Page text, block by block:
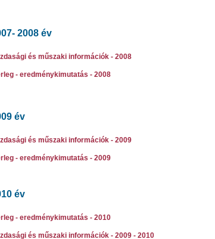
2008 év
és műszaki információk - 2008
- eredménykimutatás - 2008
év
és műszaki információk - 2009
- eredménykimutatás - 2009
év
- eredménykimutatás - 2010
és műszaki információk - 2009 - 2010